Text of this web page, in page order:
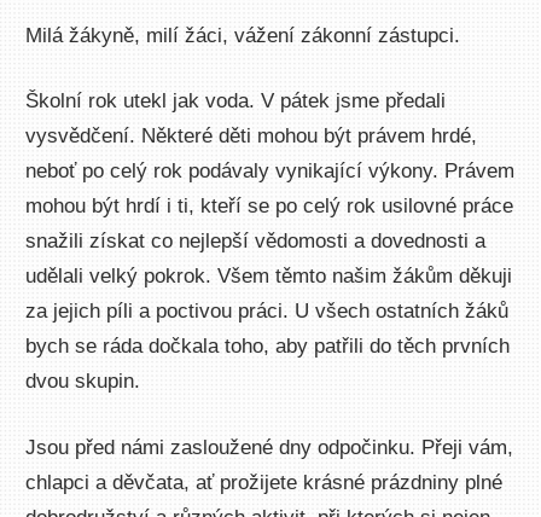
Milá žákyně, milí žáci, vážení zákonní zástupci.
Školní rok utekl jak voda. V pátek jsme předali
vysvědčení. Některé děti mohou být právem hrdé,
neboť po celý rok podávaly vynikající výkony. Právem
mohou být hrdí i ti, kteří se po celý rok usilovné práce
snažili získat co nejlepší vědomosti a dovednosti a
udělali velký pokrok. Všem těmto našim žákům děkuji
za jejich píli a poctivou práci. U všech ostatních žáků
bych se ráda dočkala toho, aby patřili do těch prvních
dvou skupin.
Jsou před námi zasloužené dny odpočinku. Přeji vám,
chlapci a děvčata, ať prožijete krásné prázdniny plné